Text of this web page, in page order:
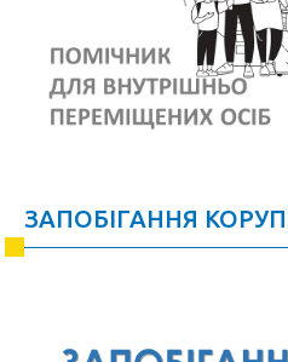
ЗАПОБІГАННЯ